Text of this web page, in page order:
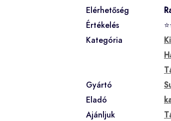
Elérhetőség
Értékelés
Kategória
Gyártó
Eladó
Ajánljuk